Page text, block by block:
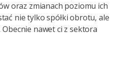
oraz zmianach poziomu ich
nie tylko spółki obrotu, ale
nawet ci z sektora